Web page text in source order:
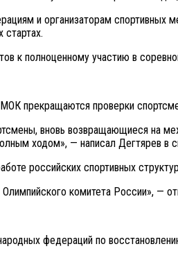
и организаторам спортивных
стартах.
к полноценному участию в
прекращаются проверки
вновь возвращающиеся на
ходом», — написал Дегтярев в
российских спортивных
комитета России», —
федераций по